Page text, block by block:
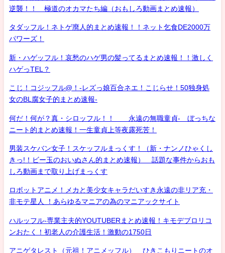
逆襲！！ 極道のオカマたち編（おもしろ動画まとめ速報）
タダッフル！ネトゲ廃人的まとめ速報！！ネット乞食DE2000万
パワーズ！
新・ハゲッフル！哀愁のハゲ男の髪ってるまとめ速報！！激しく
ハゲっTEL？
こじ！コジッフル@！-レズっ娘百合ネエ！こじらせ！50独身処
女のBL腐女子的まとめ速報-
何だ！何が？真・シロッフル！！ 永遠の無職童貞- ぼっちな
ニート的まとめ速報！一生童貞上等夜露死苦！
男装スケバン女子！スケッフルまっくす！（新・ナンノひゃくし
きっ!！ビー玉のおいぬさん的まとめ速報） 話題な事件からおも
しろ動画まで取り上げまっくす
ロボットアニメ！メカと美少女キャラだいすき永遠の非リア充・
非モテ星人 ！あらゆるマニアの為のマニアックサイト
ハルッフル-専業主夫的YOUTUBERまとめ速報！キモデブロリコ
ンおたく！初老人の介護生活！激動の1750日
アニゲタレスト（元祖！アニメッフル） ひきこもりニートのオ